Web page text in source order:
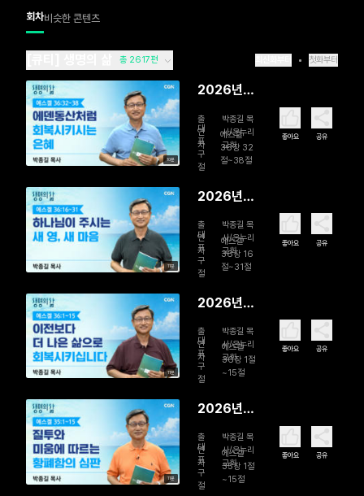
회차비슷한 콘텐츠
총 2617편 첫화부터
10분
2026년
일 에덴동
산처럼 회
복시키시는
은혜
출
연
자
박종길 목
사/온누리
교회
대
표
구
절
에스겔
36장 32
절~38절
좋아요 공유
11분
2026년
일 하나님
이 주시는
새 영, 새 마
음
출
연
자
박종길 목
사/온누리
교회
대
표
구
절
에스겔
36장 16
절~31절
좋아요 공유
11분
2026년
일 이전보
다 더 나은
삶으로 회
복시킵니다
출
연
자
박종길 목
사/온누리
교회
대
표
구
절
에스겔
36장 1절
~15절
좋아요 공유
11분
2026년
일 질투와
미움에 따
르는 황폐
출
연
자
박종길 목
사/온누리
교회
대
표
구
절
에스겔
35장 1절
~15절
좋아요 공유